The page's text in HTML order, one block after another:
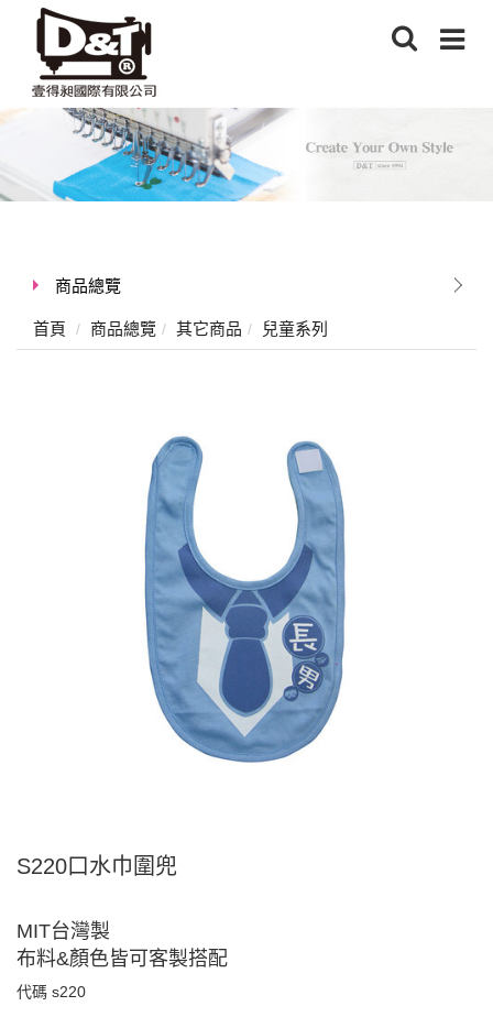
商品總覽
首頁 商品總覽 其它商品 兒童系列
S220口水巾圍兜
MIT台灣製
布料&顏色皆可客製搭配
代碼 s220